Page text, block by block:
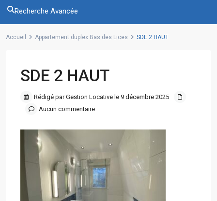
Recherche Avancée
Accueil Appartement duplex Bas des Lices SDE 2 HAUT
SDE 2 HAUT
Rédigé par Gestion Locative le 9 décembre 2025
Aucun commentaire